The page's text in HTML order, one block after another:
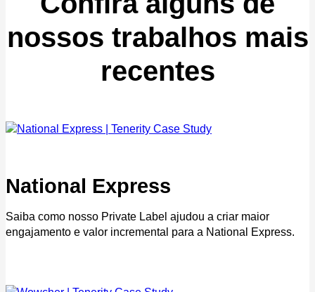
nossos trabalhos mais
recentes
National Express
Saiba como nosso Private Label ajudou a criar maior
engajamento e valor incremental para a National Express.